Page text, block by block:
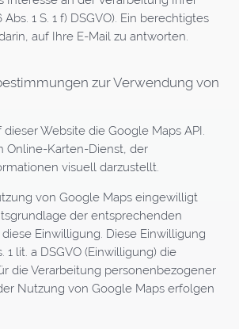
1 S. 1 f) DSGVO). Ein berechtigtes
auf Ihre E-Mail zu antworten.
zur Verwendung von
Website die Google Maps API.
Online-Karten-Dienst, der
visuell darzustellt.
von Google Maps eingewilligt
der entsprechenden
Einwilligung. Diese Einwilligung
1 lit. a DSGVO (Einwilligung) die
die Verarbeitung personenbezogener
Nutzung von Google Maps erfolgen